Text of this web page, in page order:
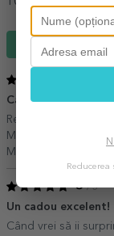
Scrie un review
Cadou pt cineva
Reacția nepotelei
Mulțumesc Stargift.
Mihaela Alecu,
5/ 5
Un cadou excelent!
Când vrei să ii